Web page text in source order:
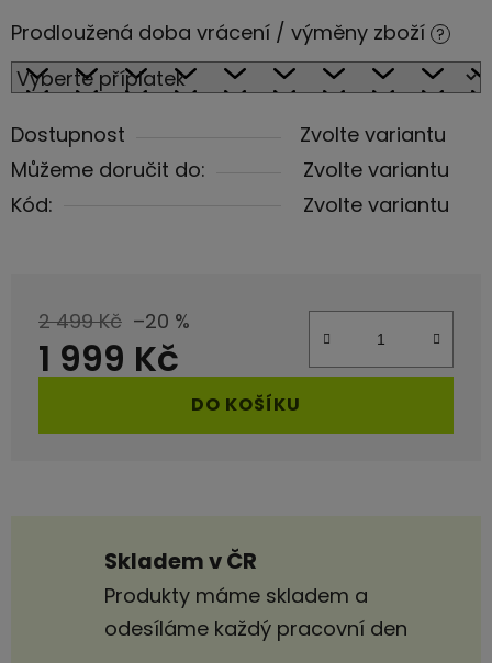
Prodloužená doba vrácení / výměny zboží ?
Dostupnost
Zvolte variantu
Můžeme doručit do:
Zvolte variantu
Kód:
Zvolte variantu
2 499 Kč –20 %
1 999 Kč
DO KOŠÍKU
Skladem v ČR
Produkty máme skladem a
odesíláme každý pracovní den